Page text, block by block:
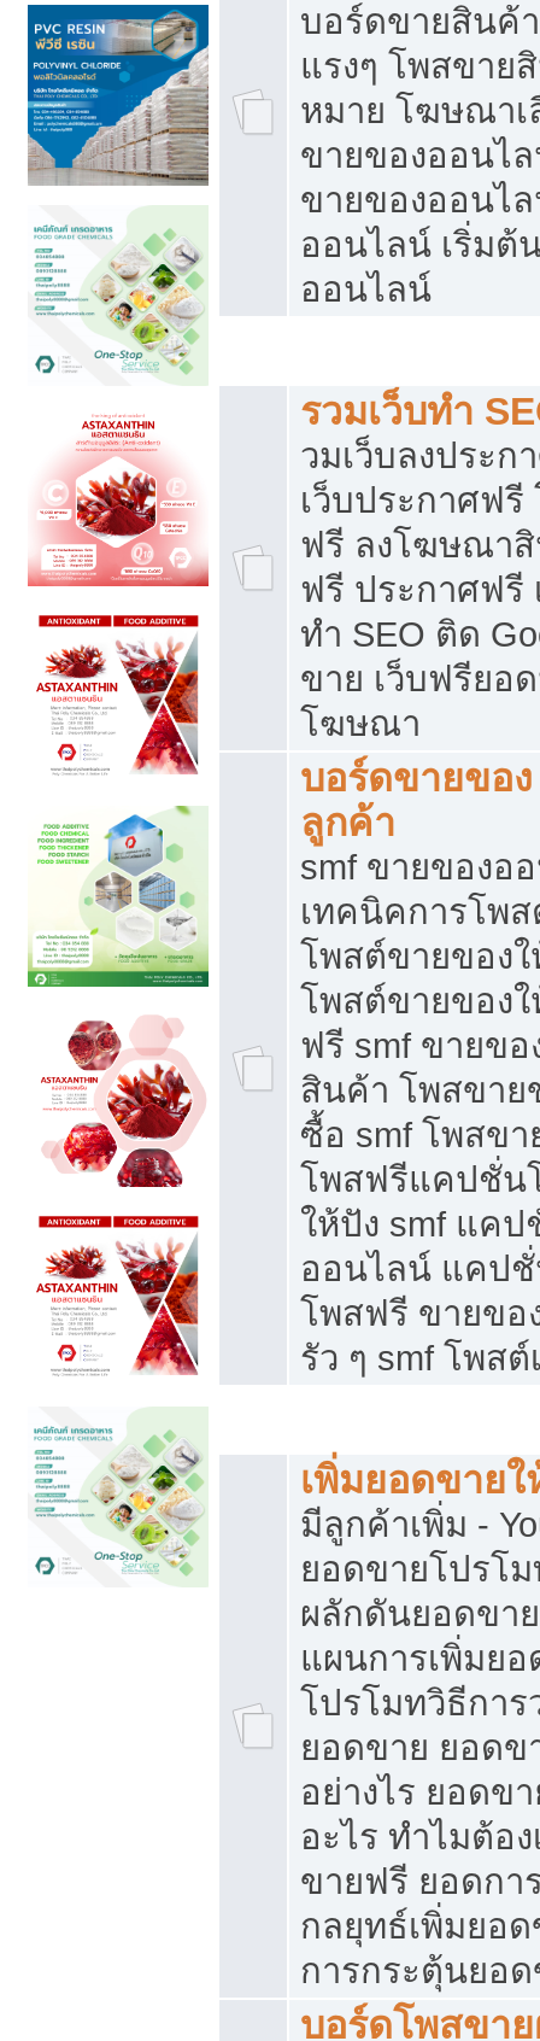
บอร์ดขายสินค้
แรงๆ โพสขาย
หมาย โฆษณาเ
ขายของออนไ
ขายของออนไ
ออนไลน์ เริ่มต้
ออนไลน์
รวมเว็บทำ
วมเว็บลงประก
เว็บประกาศฟ
ฟรี ลงโฆษณา
ฟรี ประกาศฟรี
ทำ SEO ติด
ขาย เว็บฟรียอ
โฆษณา
บอร์ดขายของ
ลูกค้า
smf ขายของอ
เทคนิคการโพ
โพสต์ขายของ
โพสต์ขายของ
ฟรี smf ขายข
สินค้า โพสขาย
ซื้อ smf โพสข
โพสฟรีแคปชั่น
ให้ปัง smf แค
ออนไลน์ แคป
โพสฟรี ขายขอ
รัว ๆ smf โพส
เพิ่มยอดขายใ
มีลูกค้าเพิ่ม -
ยอดขายโปรโ
ผลักดันยอดขา
แผนการเพิ่มย
โปรโมทวิธีการ
ยอดขาย ยอดข
อย่างไร ยอดข
อะไร ทำไมต้อ
ขายฟรี ยอดกา
กลยุทธ์เพิ่มยอ
การกระตุ้นยอ
บอร์ดโพสขา